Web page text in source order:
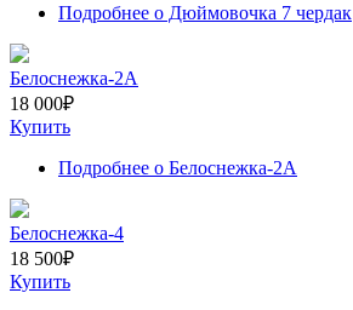
Подробнее о Дюймовочка 7 чердак
Белоснежка-2А
18 000₽
Купить
Подробнее о Белоснежка-2А
Белоснежка-4
18 500₽
Купить